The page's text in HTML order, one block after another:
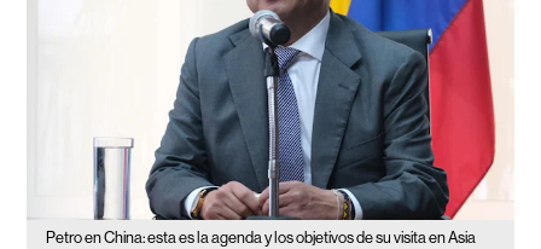
Petro en China: esta es la agenda y los objetivos de su visita en Asia